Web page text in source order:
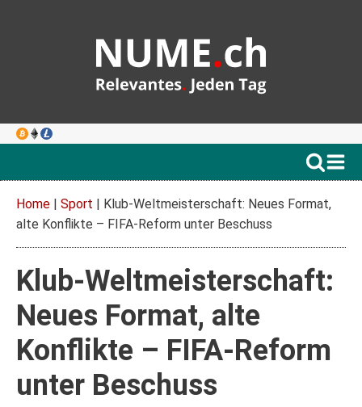
Home | Sport | Klub-Weltmeisterschaft: Neues Format,
alte Konflikte – FIFA-Reform unter Beschuss
Klub-Weltmeisterschaft:
Neues Format, alte
Konflikte – FIFA-Reform
unter Beschuss